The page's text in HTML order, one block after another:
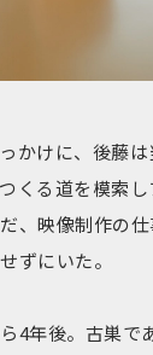
かけに、後藤
くる道を模索
、映像制作の
ずにいた。
4年後。古巣で